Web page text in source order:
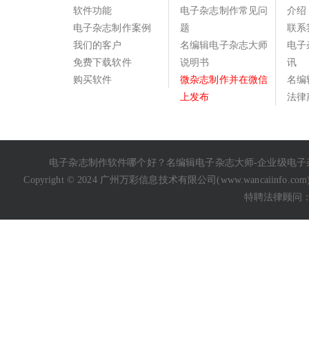
软件功能
电子杂志制作案例
我们的客户
免费下载软件
购买软件
电子杂志制作常见问
题
名编辑电子杂志大师
说明书
微杂志制作并在微信
上发布
介绍
联系
电子
讯
名编
法律
电子杂志制作软件哪个好？名编辑电子杂志大师-企业级电子
Copyright © 2024 广州万彩信息技术有限公司(www.wancaiinfo.com
特聘法律顾问